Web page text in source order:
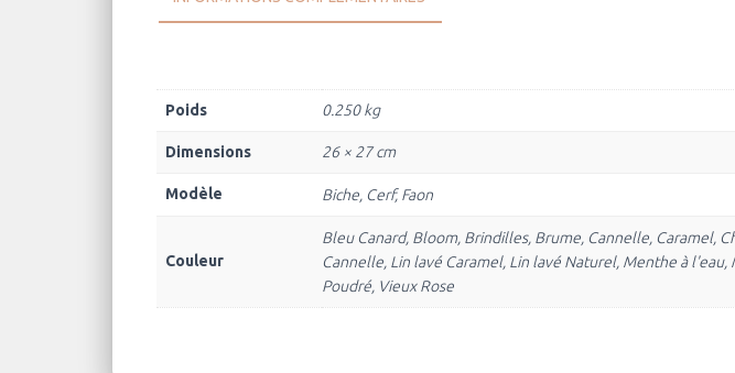
Poids 0.250 kg
Dimensions 26 × 27 cm
Modèle Biche, Cerf, Faon
Couleur
Bleu Canard, Bloom, Brindilles, Brume, Cannelle, Caramel,
Cannelle, Lin lavé Caramel, Lin lavé Naturel, Menthe à
Poudré, Vieux Rose